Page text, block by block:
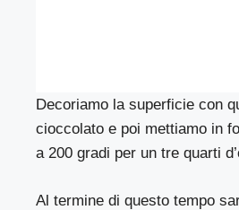
Decoriamo la superficie con
cioccolato e poi mettiamo in
a 200 gradi per un tre quarti
Al termine di questo tempo